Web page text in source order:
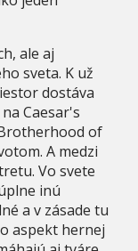
ale aj
sveta. K už
dostáva
Caesar's
of
A medzi
Vo svete
inú
a v zásade tu
aspekt hernej